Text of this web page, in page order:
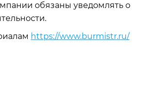
обязаны уведомлять о
https://www.burmistr.ru/